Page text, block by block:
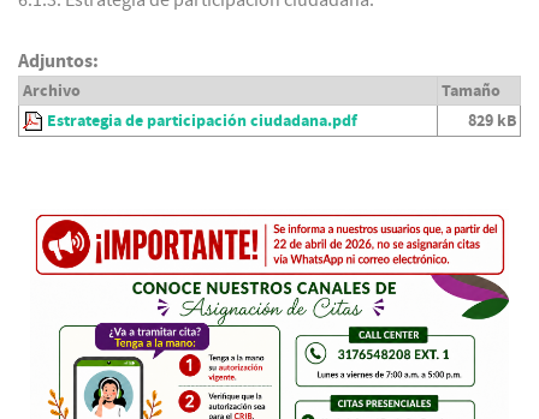
Adjuntos:
Archivo
Tamaño
Estrategia de participación ciudadana.pdf
829 kB